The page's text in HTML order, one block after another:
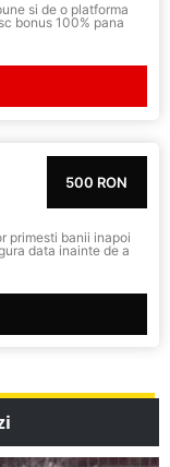
si de o platforma
bonus 100% pana
500 RON
primesti banii inapoi
data inainte de a